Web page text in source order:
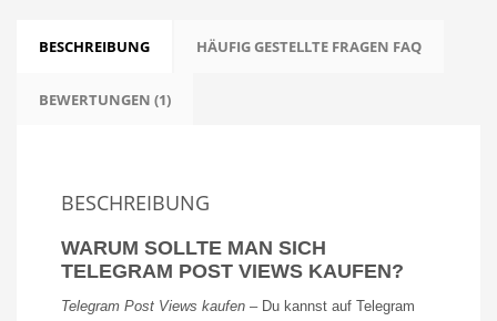
BESCHREIBUNG HÄUFIG GESTELLTE FRAGEN FAQ
BEWERTUNGEN (1)
BESCHREIBUNG
WARUM SOLLTE MAN SICH
TELEGRAM POST VIEWS KAUFEN?
Telegram Post Views kaufen – Du kannst auf Telegram